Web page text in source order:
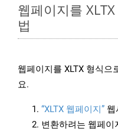
웹페이지를
법
웹페이지를 XLTX 형식으
요.
“XLTX 웹페이지” 웹
변환하려는 웹페이